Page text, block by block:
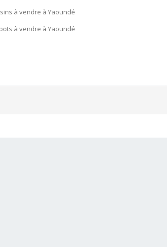
à vendre à Yaoundé
à vendre à Yaoundé